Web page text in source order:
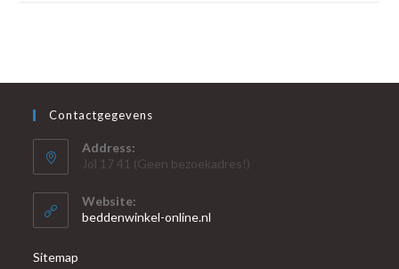
Contactgegevens
Address:
Jol 17 41 (Geen bezoekadres!)
Website:
beddenwinkel-online.nl
Sitemap